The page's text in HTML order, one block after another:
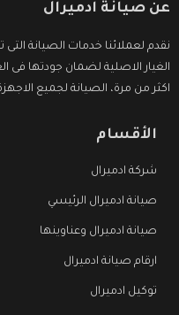
عن صيانة ادميرال
نقدم لعملائنا خدمات الصيانة
الغيار الاصلية لضمان جودتها
اكثر من مرة، الصيانة لجميع
الأقسام
شركة ادميرال
صيانة ادميرال الرئيسي
صيانة ادميرال وعناوينها
ارقام صيانة ادميرال
توكيل ادميرال